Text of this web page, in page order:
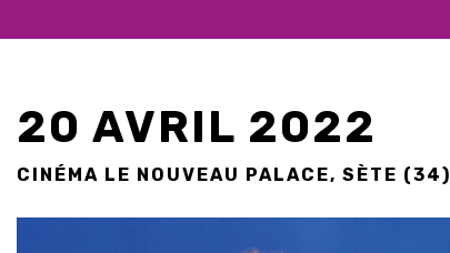
20 AVRIL 2022
CINÉMA LE NOUVEAU PALACE, SÈTE (34)